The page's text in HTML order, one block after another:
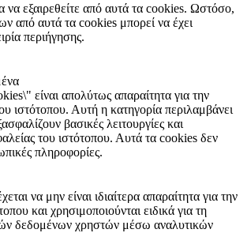
να εξαιρεθείτε από αυτά τα cookies. Ωστόσο,
από αυτά τα cookies μπορεί να έχει
περιήγησης.
είναι απολύτως απαραίτητα για την
ιστότοπου. Αυτή η κατηγορία περιλαμβάνει
βασικές λειτουργίες και
του ιστότοπου. Αυτά τα cookies δεν
πληροφορίες.
να μην είναι ιδιαίτερα απαραίτητα για την
και χρησιμοποιούνται ειδικά για τη
δεδομένων χρηστών μέσω αναλυτικών